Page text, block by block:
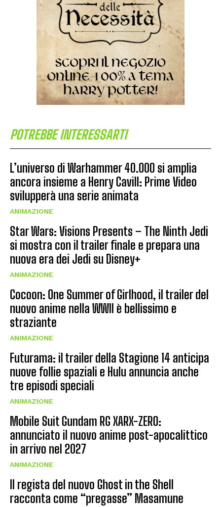
POTREBBE INTERESSARTI
L’universo di Warhammer 40.000 si amplia
ancora insieme a Henry Cavill: Prime Video
svilupperà una serie animata
ANIMAZIONE
Star Wars: Visions Presents – The Ninth Jedi
si mostra con il trailer finale e prepara una
nuova era dei Jedi su Disney+
ANIMAZIONE
Cocoon: One Summer of Girlhood, il trailer del
nuovo anime nella WWII è bellissimo e
straziante
ANIMAZIONE
Futurama: il trailer della Stagione 14 anticipa
nuove follie spaziali e Hulu annuncia anche
tre episodi speciali
ANIMAZIONE
Mobile Suit Gundam RG XARX-ZERO:
annunciato il nuovo anime post-apocalittico
in arrivo nel 2027
ANIMAZIONE
Il regista del nuovo Ghost in the Shell
racconta come “pregasse” Masamune